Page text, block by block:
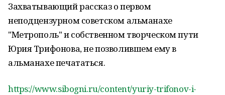
Захватывающий рассказ о первом
неподцензурном советском альманахе
"Метрополь" и собственном творческом пути
Юрия Трифонова, не позволившем ему в
альманахе печататься.
https://www.sibogni.ru/content/yuriy-trifonov-i-